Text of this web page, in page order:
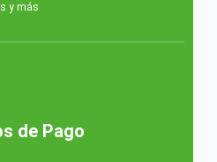
y más
de Pago